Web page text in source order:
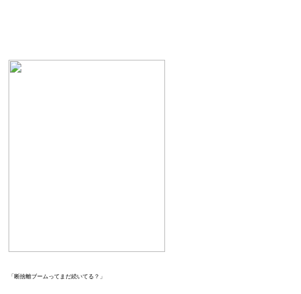
「断捨離ブームってまだ続いてる？」